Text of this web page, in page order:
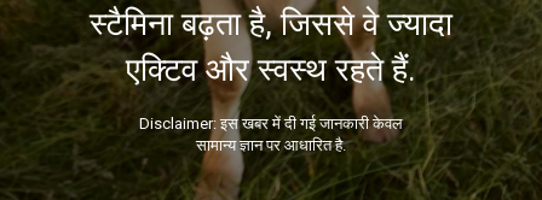
स्टैमिना बढ़ता है, जिससे वे ज्यादा
Disclaimer: इस खबर में दी गई जानकारी केवल
सामान्य ज्ञान पर आधारित है.